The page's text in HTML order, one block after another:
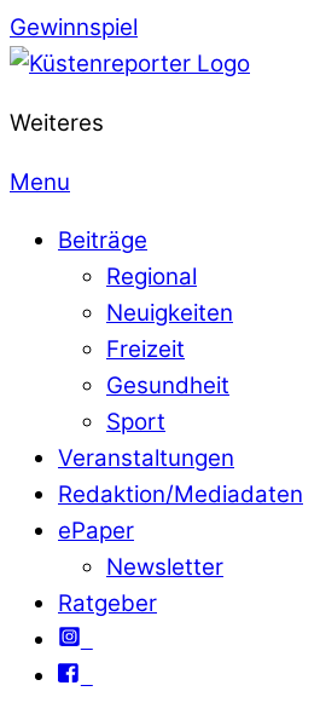
Gewinnspiel
Weiteres
Menu
Beiträge
Regional
Neuigkeiten
Freizeit
Gesundheit
Sport
Veranstaltungen
Redaktion/Mediadaten
ePaper
Newsletter
Ratgeber